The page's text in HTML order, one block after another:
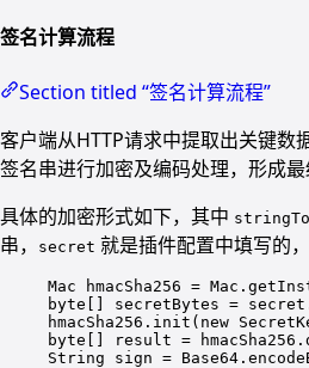
签名计算流程
Section titled “签名计算流程”
客户端从HTTP请求中提取出关键数
签名串进行加密及编码处理，形成
具体的加密形式如下，其中
串，
secret 就是插件配置中填写的，
Mac hmacSha256 = Mac.
byte [] secretBytes =
hmacSha256. init ( new
byte [] result = hmacSha256.
String sign = Base64.